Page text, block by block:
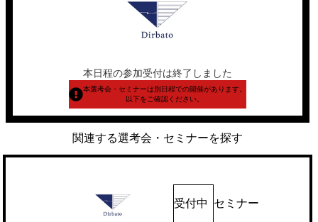
本日程の参加受付は終了しました
本選考会・セミナーは別日程での開催があります。
以下をご確認ください。
関連する選考会・セミナーを探す
受付中 セミナー